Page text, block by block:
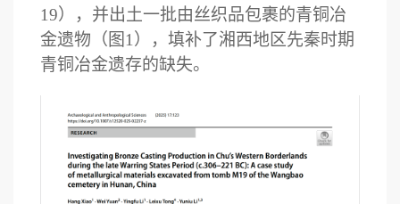
19），并出土一批由丝织品包裹的青铜冶
金遗物（图1 ），填补了湘西地区先秦时期
青铜冶金遗存的缺失。